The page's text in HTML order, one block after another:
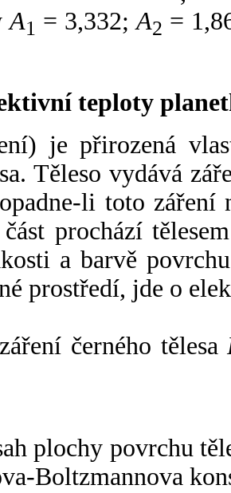
A1 = 3,332;A2 =
teploty
je přirozená
Těleso vydává
li toto záření
prochází
a barvě
prostředí, jde o
černého tělesa
plochy povrchu
Boltzmannova